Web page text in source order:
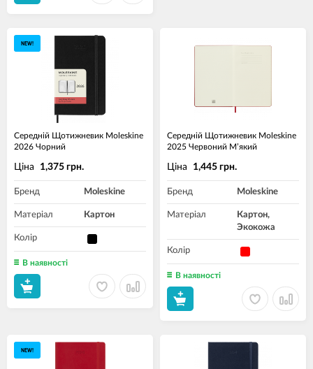
NEW!
Середній Щотижневик Moleskine
2026 Чорний
Ціна 1,375 грн.
Бренд Moleskine
Матеріал Картон
Колір
В наявності
Середній Щотижневик Moleskine
2025 Червоний М’який
Ціна 1,445 грн.
Бренд Moleskine
Матеріал
Картон,
Экокожа
Колір
В наявності
NEW!